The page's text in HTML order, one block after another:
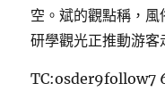
空。斌的觀點稱，
研學觀光正推動游客
TC:osder9follow7